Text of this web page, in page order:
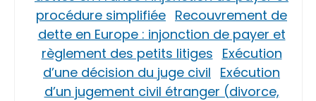
procédure simplifiée Recouvrement de
dette en Europe : injonction de payer et
règlement des petits litiges Exécution
d’une décision du juge civil Exécution
d’un jugement civil étranger (divorce,